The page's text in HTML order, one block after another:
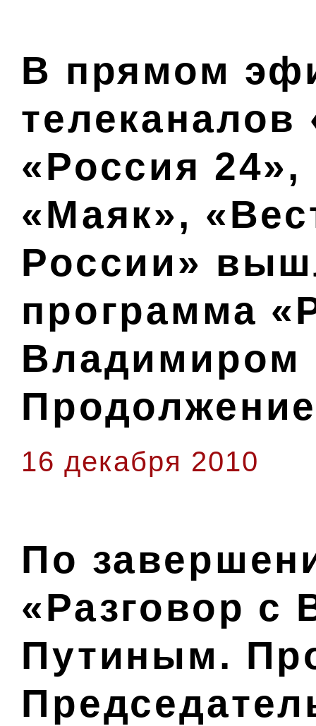
В прямом
телеканалов
«Россия
«Маяк»,
России»
программа
Владимиром
16 декабря 2010
По
«Разговор с
Путиным.